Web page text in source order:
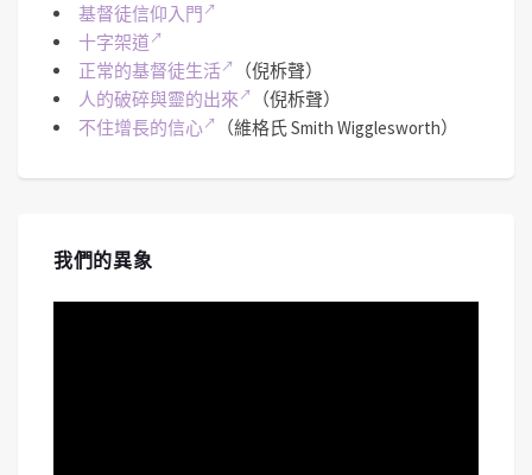
基督徒信仰入門
十字架道
正常的基督徒生活
（倪柝聲）
人的破碎與靈的出來
（倪柝聲）
不住增長的信心
（維格氏 Smith Wigglesworth）
我們的異象